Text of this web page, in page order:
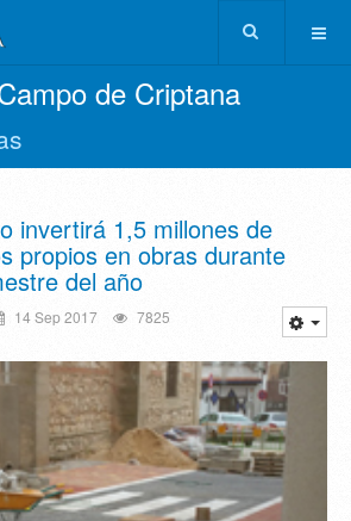
de Criptana
invertirá 1,5 millones de
propios en obras durante
del año
14 Sep 2017 7825